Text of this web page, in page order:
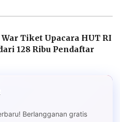
Tiket Upacara HUT RI
128 Ribu Pendaftar
Berlangganan gratis